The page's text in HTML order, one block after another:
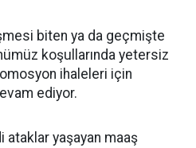
biten ya da geçmişte
koşullarında yetersiz
ihaleleri için
ediyor.
ataklar yaşayan maaş